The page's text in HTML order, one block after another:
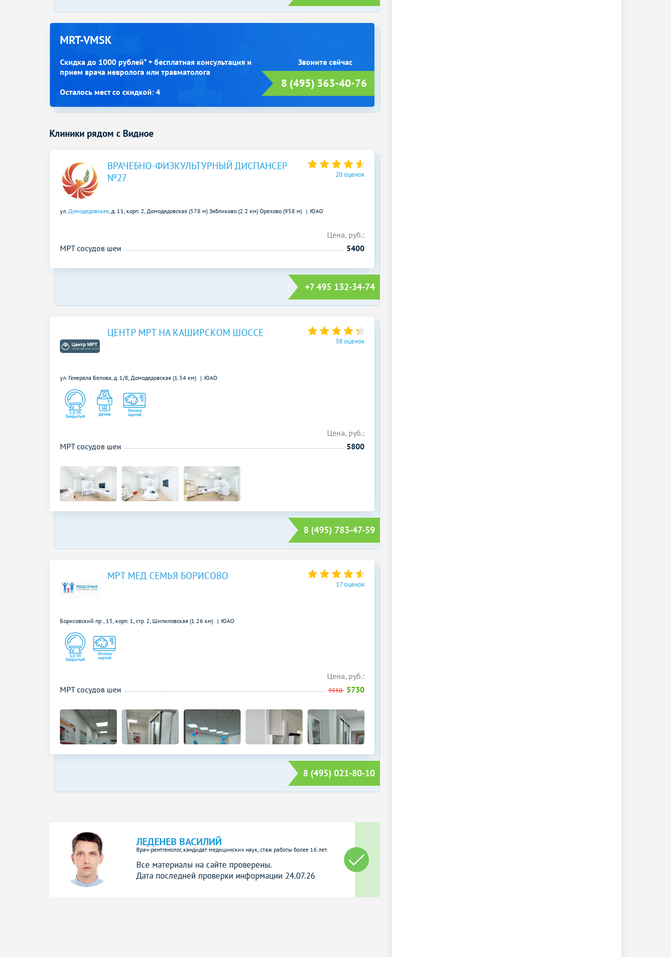
MRT-VMSK
Скидка до 1000 рублей* + бесплатная консультация и
прием врача невролога или травматолога
Осталось мест со скидкой: 4
8 (495) 363-40-76
Клиники рядом с Видное
ВРАЧЕБНО-ФИЗКУЛЬТУРНЫЙ ДИСПАНСЕР
№27
20 оценок
ул. Домодедовская , д. 11, корп. 2, Домодедовская (578 м) Зябликово (2.2 км) Орехово (958 м) ЮАО
Цена, руб.:
МРТ сосудов шеи
5400
+7 495 132-34-74
ЦЕНТР МРТ НА КАШИРСКОМ ШОССЕ
38 оценок
ул. Генерала Белова, д. 1/8, Домодедовская (1.54 км) ЮАО
Цена, руб.:
МРТ сосудов шеи
5800
8 (495) 783-47-59
МРТ МЕД СЕМЬЯ БОРИСОВО
17 оценок
Борисовский пр., 15, корп. 1, стр. 2, Шипиловская (1.26 км) ЮАО
Цена, руб.:
МРТ сосудов шеи
9550 5730
8 (495) 021-80-10
ЛЕДЕНЕВ ВАСИЛИЙ
Врач-рентгенолог, кандидат медицинских наук, стаж работы более 16 лет.
Все материалы на сайте проверены.
Дата последней проверки информации 24.07.26